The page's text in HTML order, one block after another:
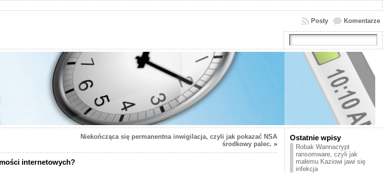
Komentarze
Posty
Niekończąca się permanentna inwigilacja, czyli jak pokazać NSA
środkowy palec. »
internetowych?
Ostatnie wpisy
Robak Wannacrypt
ransomware, czyli jak
małemu Kaziowi jawi się
infekcja